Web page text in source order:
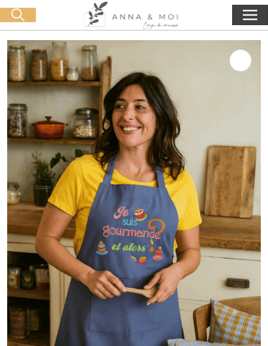
Livraison offerte dès 60€ d'achat 0,00€
Lancer la recherche